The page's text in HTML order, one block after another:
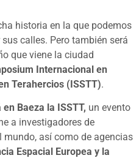
historia en la que podemos
calles. Pero también será
que viene la ciudad
Internacional en
Terahercios (ISSTT).
Baeza la ISSTT, un evento
a investigadores de
así como de agencias
Espacial Europea y la